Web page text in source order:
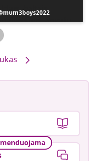
Įrašą
paskelbė
mum3boys2022